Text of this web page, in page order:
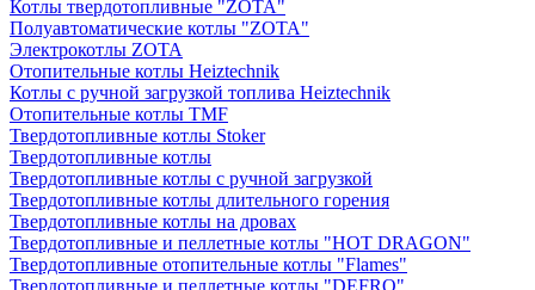
Котлы твердотопливные "ZOTA"
Полуавтоматические котлы "ZOTA"
Электрокотлы ZOTA
Отопительные котлы Heiztechnik
Котлы с ручной загрузкой топлива Heiztechnik
Отопительные котлы TMF
Твердотопливные котлы Stoker
Твердотопливные котлы
Твердотопливные котлы с ручной загрузкой
Твердотопливные котлы длительного горения
Твердотопливные котлы на дровах
Твердотопливные и пеллетные котлы "HOT DRAGON"
Твердотопливные отопительные котлы "Flames"
Твердотопливные и пеллетные котлы "DEFRO"